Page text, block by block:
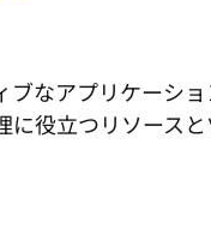
ブなアプリケーシ
に役立つリソース